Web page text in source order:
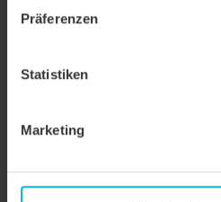
Präferenzen
Statistiken
Marketing